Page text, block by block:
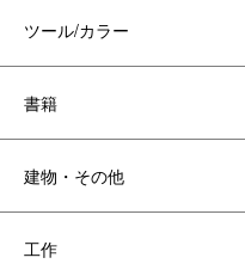
ツール/カラー
書籍
建物・その他
工作